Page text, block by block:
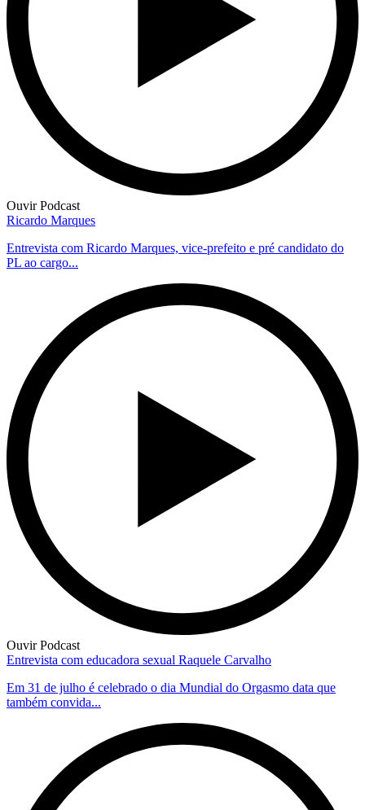
Ouvir Podcast
Ricardo Marques
Entrevista com Ricardo Marques, vice-prefeito e pré candidato do
PL ao cargo...
Ouvir Podcast
Entrevista com educadora sexual Raquele Carvalho
Em 31 de julho é celebrado o dia Mundial do Orgasmo data que
também convida...